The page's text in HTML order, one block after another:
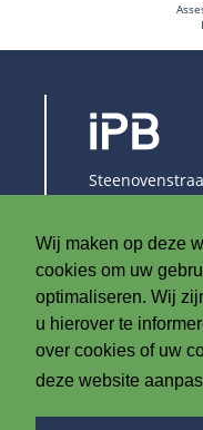
Wij maken op deze
cookies om uw
optimaliseren. Wij
u hierover te
over cookies of uw
deze website
T+32 (0)56 60
F +32 (0)56 61
info@iplast.be